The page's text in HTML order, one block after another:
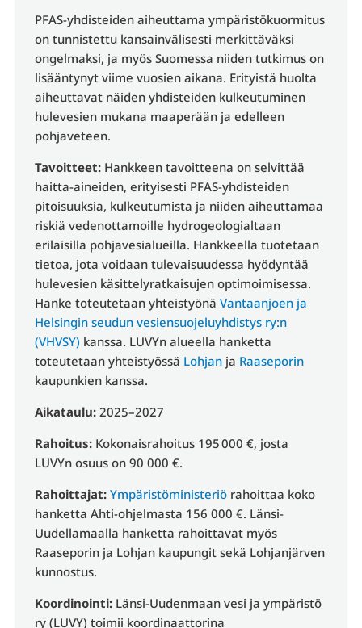
PFAS-yhdisteiden aiheuttama ympäristökuormitus
on tunnistettu kansainvälisesti merkittäväksi
ongelmaksi, ja myös Suomessa niiden tutkimus on
lisääntynyt viime vuosien aikana. Erityistä huolta
aiheuttavat näiden yhdisteiden kulkeutuminen
hulevesien mukana maaperään ja edelleen
pohjaveteen.
Tavoitteet:Hankkeen tavoitteena on selvittää
haitta-aineiden, erityisesti PFAS-yhdisteiden
pitoisuuksia, kulkeutumista ja niiden aiheuttamaa
riskiä vedenottamoille hydrogeologialtaan
erilaisilla pohjavesialueilla. Hankkeella tuotetaan
tietoa, jota voidaan tulevaisuudessa hyödyntää
hulevesien käsittelyratkaisujen optimoimisessa.
Hanke toteutetaan yhteistyönä Vantaanjoen ja
Helsingin seudun vesiensuojeluyhdistys ry:n
(VHVSY) kanssa. LUVYn alueella hanketta
toteutetaan yhteistyössä Lohjanja Raaseporin
kaupunkien kanssa.
Aikataulu:2025–2027
Rahoitus:Kokonaisrahoitus 195 000 €, josta
LUVYn osuus on 90 000 €.
Rahoittajat: Ympäristöministeriörahoittaa koko
hanketta Ahti-ohjelmasta 156 000 €. Länsi-
Uudellamaalla hanketta rahoittavat myös
Raaseporin ja Lohjan kaupungit sekä Lohjanjärven
kunnostus.
Koordinointi:Länsi-Uudenmaan vesi ja ympäristö
ry (LUVY) toimii koordinaattorina